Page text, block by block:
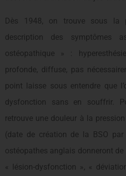
Dès 1948, on trouve sous la
description des symptômes
ostéopathique » :
profonde, diffuse, pas
point laisse sous entendre que
dysfonction sans en souffrir.
retrouve une douleur à la
(date de création de la BSO
ostéopathes anglais donneront
« lésion-dysfonction », «